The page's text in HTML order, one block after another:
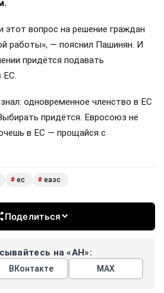
вопрос на решение граждан
работы», — пояснил Пашинян. И
придётся подавать
ЕС.
одновременное членство в ЕС
придётся. Евросоюз не
в ЕС — прощайся с
# ес # еаэс
Поделиться
на «АН»:
ВКонтакте МАХ